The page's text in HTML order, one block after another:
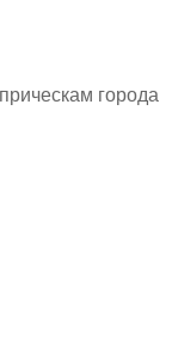
города